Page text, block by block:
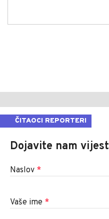
ČITAOCI REPORTERI
Dojavite nam vijest
Naslov *
Vaše ime *